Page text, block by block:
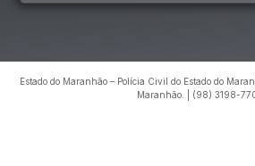
Estado do Maranhão – Polícia Civil do Estado do
Maranhão. | (98) 3198-